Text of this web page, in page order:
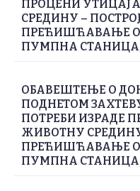
ПРОЦЕНИ
СРЕДИНУ –
ПРЕЋИШЋАВАЊЕ
ПУМПНА
ОБАВЕШТЕЊЕ О
ПОДНЕТОМ
ПОТРЕБИ ИЗРАДЕ
ЖИВОТНУ
ПРЕЋИШЋАВАЊЕ
ПУМПНА